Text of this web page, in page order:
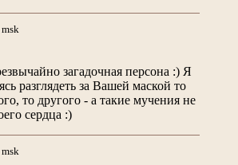
загадочная персона :) Я
разглядеть за Вашей маской то
то другого - а такие мучения не
сердца :)